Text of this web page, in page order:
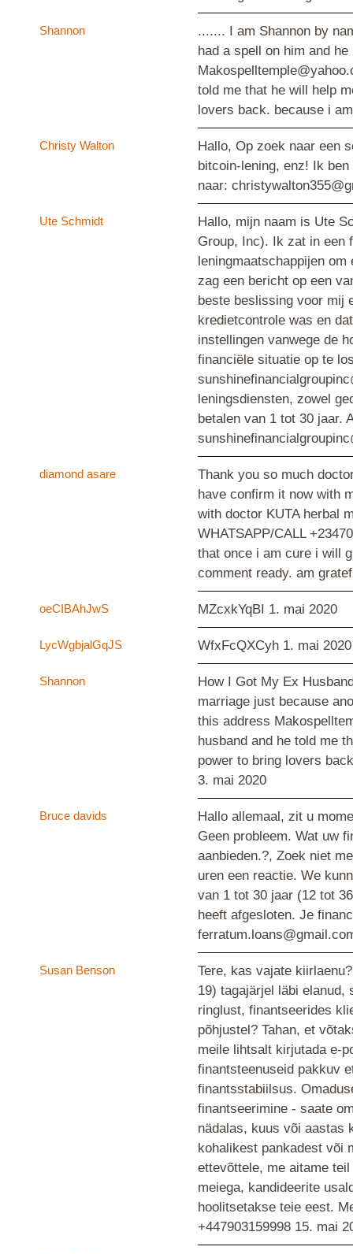
Shannon
....... I am Shannon by
had a spell on him and
told me that he will help
lovers back. because i
Christy Walton
Hallo, Op zoek naar een
bitcoin-lening, enz! Ik
naar:
Ute Schmidt
Hallo, mijn naam is Ute
Group, Inc). Ik zat in een
leningmaatschappijen
zag een bericht op een
beste beslissing voor mij
kredietcontrole was en
instellingen vanwege de
financiële situatie op te
leningsdiensten, zowel
betalen van 1 tot 30 jaar.
diamond asare
Thank you so much
have confirm it now with
with doctor KUTA herbal
WHATSAPP/CALL
that once i am cure i will
comment ready. am
oeCIBAhJwS MZcxkYqBI 1. mai 2020
LycWgbjalGqJS WfxFcQXCyh 1. mai 2020
Shannon
How I Got My Ex
marriage just because
this address
husband and he told me
power to bring lovers
3. mai 2020
Bruce davids
Hallo allemaal, zit u
Geen probleem. Wat uw
aanbieden.?, Zoek niet
uren een reactie. We
van 1 tot 30 jaar (12 tot
heeft afgesloten. Je
Susan Benson
Tere, kas vajate
19) tagajärjel läbi elanud,
ringlust, finantseerides
põhjustel? Tahan, et
meile lihtsalt kirjutada e-
finantsteenuseid pakkuv
finantsstabiilsus.
finantseerimine - saate
nädalas, kuus või aastas
kohalikest pankadest või
ettevõttele, me aitame
meiega, kandideerite
hoolitsetakse teie eest.
+447903159998 15. mai